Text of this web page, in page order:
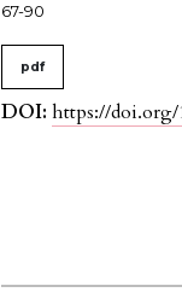
67-90
pdf
DOI: https://doi.org/